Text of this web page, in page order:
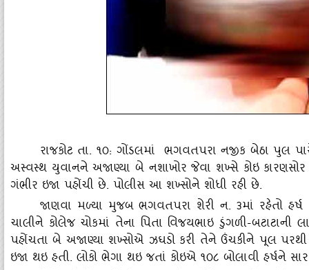
રાજકોટ તા. ૧૦: ગોંડલમાં ભગવતપરા નજીક બેઠા પુલ
અસ્‍વસ્‍થ યુવાનને અજાણ્‍યા બે નશાખોર જેવા શખ્‍સે કોઇ કારણસોર
ગંભીર ઇજા પહોંચી છે. પોલીસ આ શખ્‍સોને શોધી રહી છે.
જાણવા મળ્‍યા મુજબ ભગવતપરા શેરી ન. ૩માં રહેતો હર્ષ
ચાલીને કોલેજ ચોકમાં તેના પિતા વિજયભાઇ ડુંગળી-
પહોંચતા બે અજાણ્‍યા શખ્‍સોએ ઝઘડો કરી તેને ઉંચકીને પૂલ પરથી
ઇજા થઇ હતી. લોકો ભેગા થઇ જતાં કોઇએ ૧૦૮ બોલાવી હર્ષને